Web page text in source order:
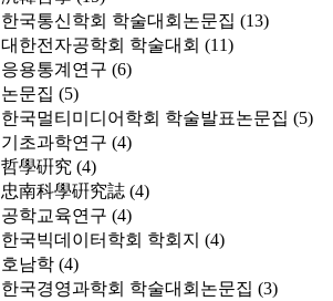
한국통신학회 학술대회논문집 (13)
대한전자공학회 학술대회 (11)
응용통계연구 (6)
논문집 (5)
한국멀티미디어학회 학술발표논문집 (5)
기초과학연구 (4)
哲學硏究 (4)
忠南科學硏究誌 (4)
공학교육연구 (4)
한국빅데이터학회 학회지 (4)
호남학 (4)
한국경영과학회 학술대회논문집 (3)